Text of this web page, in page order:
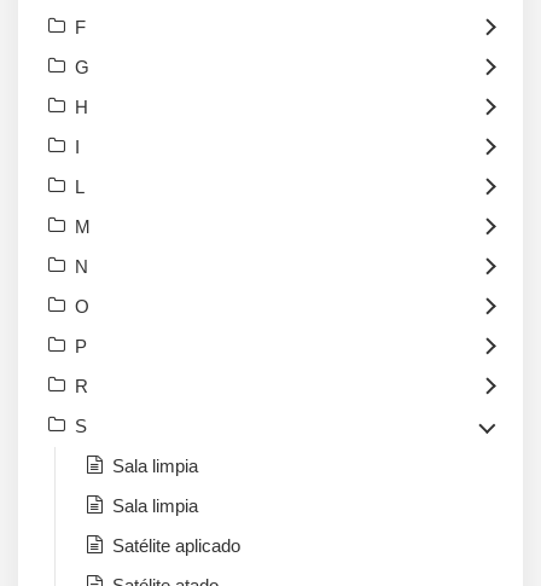
F
G
H
I
L
M
N
O
P
R
S
Sala limpia
Sala limpia
Satélite aplicado